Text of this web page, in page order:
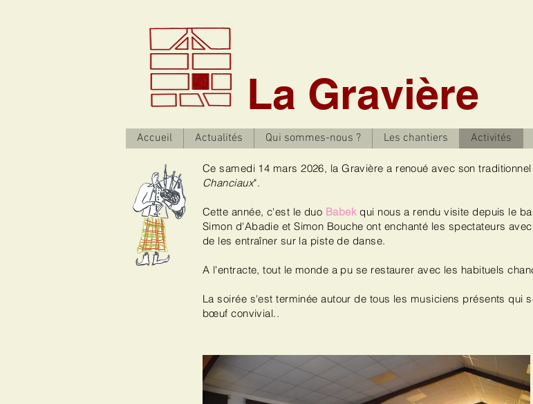
La Gravière
Accueil Actualités Qui sommes-nous ? Les chantiers Activités
Ce samedi 14 mars 2026, la Gravière a renoué avec son
Chanciaux".
Cette année, c'est le duo Babek qui nous a rendu visite depuis le
Simon d'Abadie et Simon Bouche ont enchanté les spectateurs
de les entraîner sur la piste de danse.
A l'entracte, tout le monde a pu se restaurer avec les habituels
La soirée s'est terminée autour de tous les musiciens présents qui
bœuf convivial..